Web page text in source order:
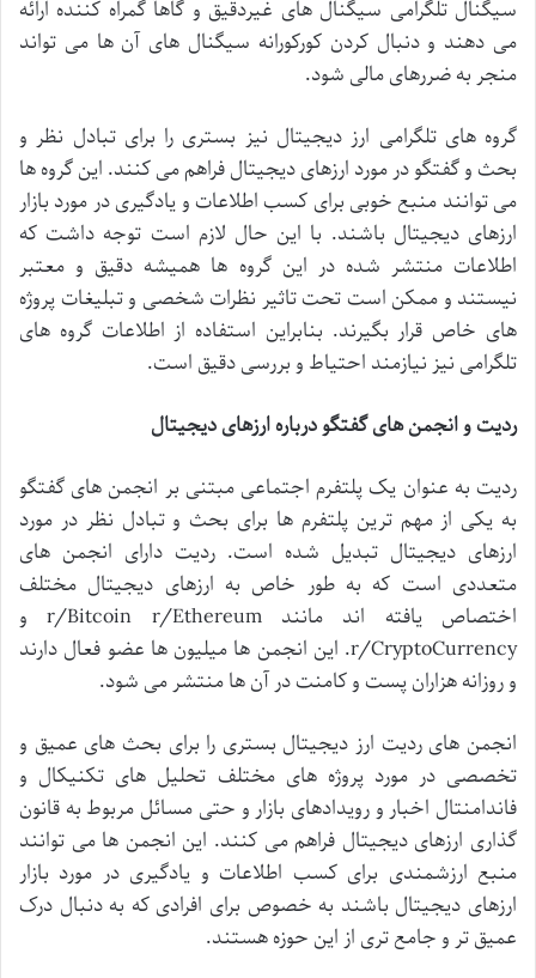
سیگنال تلگرامی سیگنال های غیردقیق و گاهاً گمراه کننده ارائه
می دهند و دنبال کردن کورکورانه سیگنال های آن ها می تواند
منجر بهضررهایمالی شود.
گروه های تلگرامی ارز دیجیتال نیز بستری را برای تبادل نظر و
بحثوگفتگودر مورد ارزهایدیجیتالفراهممیکنند. اینگروهها
میتوانند منبع خوبی برای کسباطلاعاتو یادگیریدر مورد بازار
ارزهای دیجیتال باشند. با این حال لازم است توجه داشت که
اطلاعات منتشر شده در این گروه ها همیشه دقیق و معتبر
نیستند و ممکن استتحتتاثیر نظراتشخصی و تبلیغاتپروژه
های خاص قرار بگیرند. بنابراین استفاده از اطلاعات گروه های
تلگرامی نیز نیازمند احتیاطو بررسیدقیق است.
ردیتوانجمنهایگفتگودربارهارزهایدیجیتال
ردیت به عنوان یک پلتفرم اجتماعی مبتنی بر انجمن های گفتگو
به یکی از مهم ترین پلتفرم ها برای بحث و تبادل نظر در مورد
ارزهای دیجیتال تبدیل شده است. ردیت دارای انجمن های
متعددی است که به طور خاص به ارزهای دیجیتال مختلف
اختصاص
یافته اند مانند r/Bitcoin r/Ethereum
و
r/CryptoCurrency. این انجمن ها میلیون ها عضو فعال دارند
وروزانههزارانپستوکامنتدر آنهامنتشر می شود.
انجمن های ردیت ارز دیجیتال بستری را برای بحث های عمیق و
تخصصی در مورد پروژه های مختلف تحلیل های تکنیکال و
فاندامنتال اخبار و رویدادهای بازار و حتی مسائل مربوط به قانون
گذاری ارزهای دیجیتال فراهم می کنند. این انجمن ها می توانند
منبع ارزشمندی برای کسب اطلاعات و یادگیری در مورد بازار
ارزهای دیجیتال باشند به خصوص برای افرادی که به دنبال درک
عمیقتر و جامعتری از این حوزههستند.